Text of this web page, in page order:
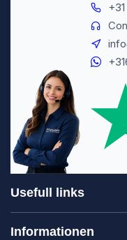
Usefull links
Informationen